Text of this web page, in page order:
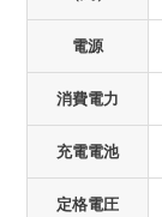
電源
消費電力
充電電池
定格電圧